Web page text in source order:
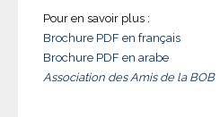
Pour en savoir plus :
Brochure PDF en français
Brochure PDF en arabe
Association des Amis de la BOB